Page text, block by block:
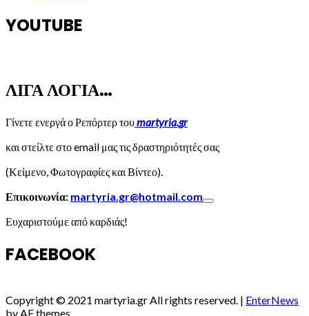
YOUTUBE
ΛΙΓΑ ΛΟΓΙΑ…
Γίνετε ενεργά ο Ρεπόρτερ τουmartyria.gr
και στείλτε στο email μας τις δραστηριότητές σας
(Κείμενο, Φωτογραφίες και Βίντεο).
Επικοινωνία: martyria.gr@hotmail.com
Ευχαριστούμε από καρδιάς!
FACEBOOK
Copyright © 2021 martyria.gr All rights reserved. | EnterNews
by AF themes.